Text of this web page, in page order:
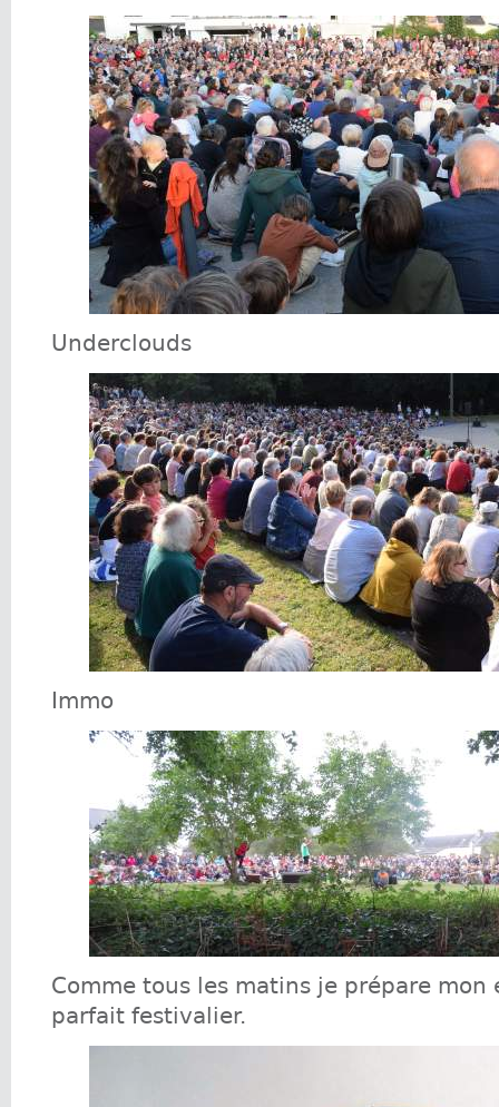
Underclouds
Immo
Comme tous les matins je prépare mon
parfait festivalier.